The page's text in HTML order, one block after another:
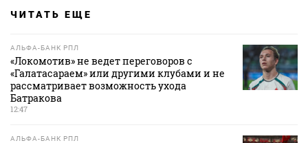
ЧИТАТЬ ЕЩЕ
АЛЬФА-БАНК РПЛ
«Локомотив» не ведет переговоров с
«Галатасараем» или другими клубами и не
рассматривает возможность ухода
Батракова
12:47
АЛЬФА-БАНК РПЛ